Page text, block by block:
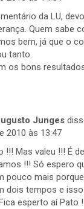
da LU,
Quem sabe
bem, já que o
tanto.
os bons
Junges
2010 às 13:47
!!! Mas valeu !!! É
!!! Só espero
pouco mais
dois tempos e
esperto aí Pato